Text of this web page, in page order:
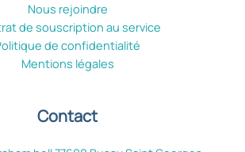
Nous rejoindre
de souscription au service
de confidentialité
Mentions légales
Contact